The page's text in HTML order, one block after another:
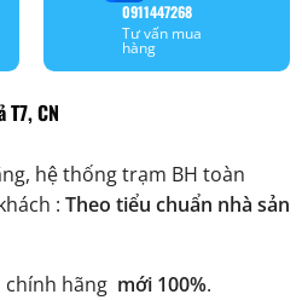
0911447268
Tư vấn mua
hàng
T7, CN
hệ thống trạm BH toàn
: Theo tiểu chuẩn nhà sản
chính hãng mới 100%.